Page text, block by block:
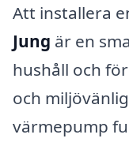
Att installera
Jung är en
hushåll och
och
värmepump